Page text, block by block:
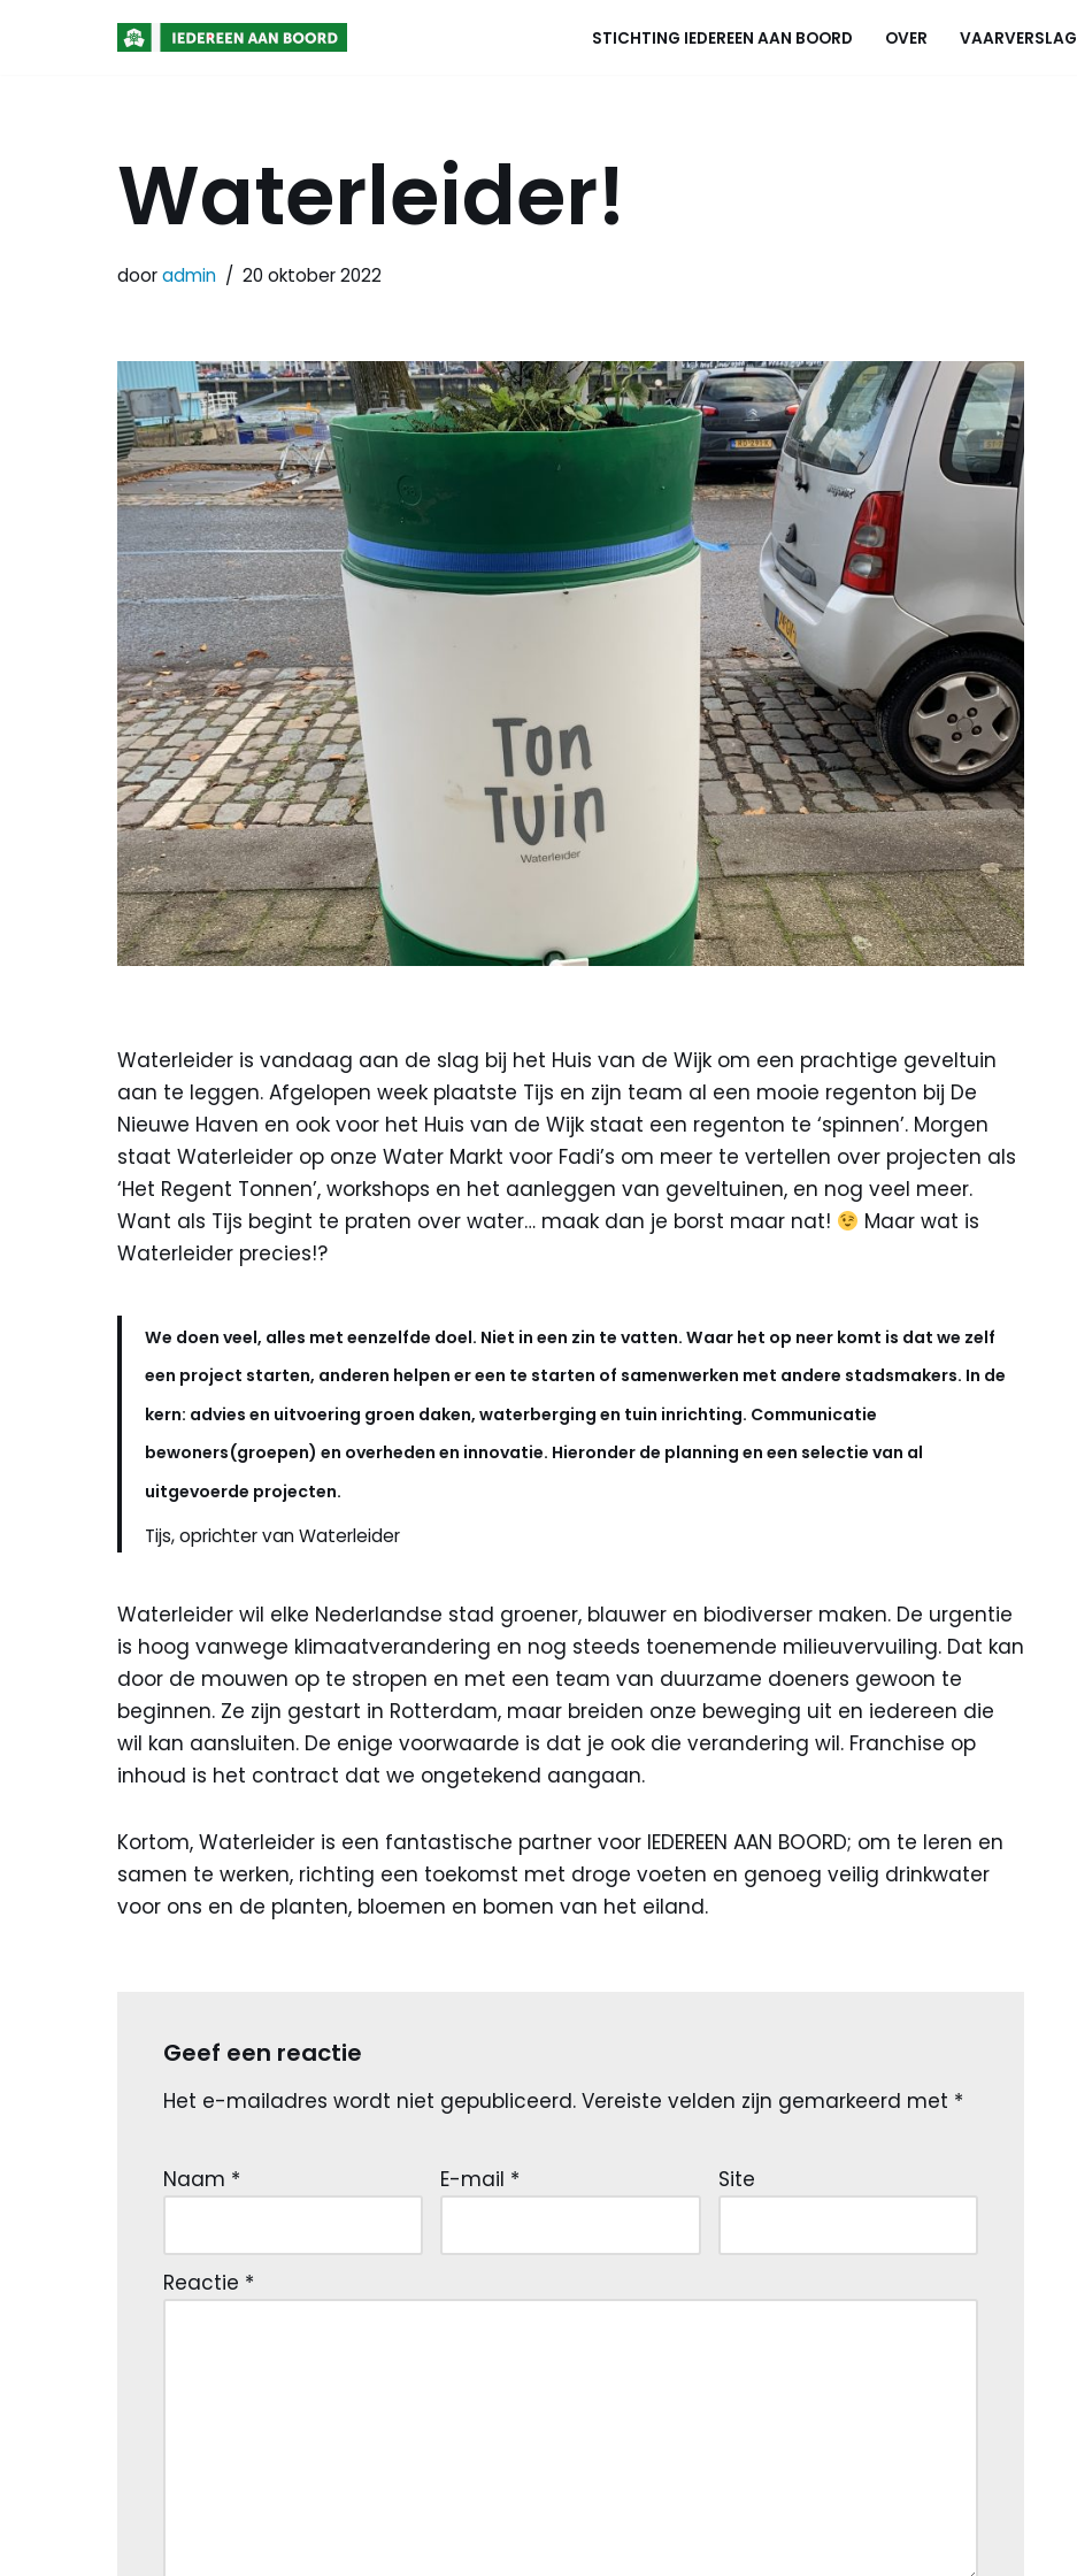
STICHTING IEDEREEN AAN BOORD OVER VAARVERSLAG
Waterleider!
dooradmin 20 oktober 2022
Waterleider is vandaag aan de slag bij het Huis van de Wijk om een prachtige geveltuin
aan te leggen. Afgelopen week plaatste Tijs en zijn team al een mooie regenton bij De
Nieuwe Haven en ook voor het Huis van de Wijk staat een regenton te ‘spinnen’. Morgen
staat Waterleider op onze Water Markt voor Fadi’s om meer te vertellen over projecten als
‘Het Regent Tonnen’, workshops en het aanleggen van geveltuinen, en nog veel meer.
Want als Tijs begint te praten over water… maak dan je borst maar nat!
Maar wat is
Waterleider precies!?
We doen veel, alles met eenzelfde doel. Niet in een zin te vatten. Waar het op neer komt is dat we zelf
een project starten, anderen helpen er een te starten of samenwerken met andere stadsmakers. In de
kern: advies en uitvoering groen daken, waterberging en tuin inrichting. Communicatie
bewoners(groepen) en overheden en innovatie. Hieronder de planning en een selectie van al
uitgevoerde projecten.
Tijs, oprichter van Waterleider
Waterleider wil elke Nederlandse stad groener, blauwer en biodiverser maken. De urgentie
is hoog vanwege klimaatverandering en nog steeds toenemende milieuvervuiling. Dat kan
door de mouwen op te stropen en met een team van duurzame doeners gewoon te
beginnen. Ze zijn gestart in Rotterdam, maar breiden onze beweging uit en iedereen die
wil kan aansluiten. De enige voorwaarde is dat je ook die verandering wil. Franchise op
inhoud is het contract dat we ongetekend aangaan.
Kortom, Waterleider is een fantastische partner voor IEDEREEN AAN BOORD; om te leren en
samen te werken, richting een toekomst met droge voeten en genoeg veilig drinkwater
voor ons en de planten, bloemen en bomen van het eiland.
Geef een reactie
Het e-mailadres wordt niet gepubliceerd. Vereiste velden zijn gemarkeerd met *
Naam * E-mail * Site
Reactie *